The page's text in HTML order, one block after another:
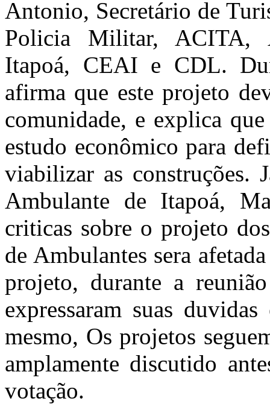
Antonio, Secretário de
Policia Militar, ACITA,
Itapoá, CEAI e CDL.
afirma que este projeto
comunidade, e explica
estudo econômico para
viabilizar as construções.
Ambulante de Itapoá,
criticas sobre o projeto
de Ambulantes sera
projeto, durante a
expressaram suas
mesmo, Os projetos
amplamente discutido
votação.